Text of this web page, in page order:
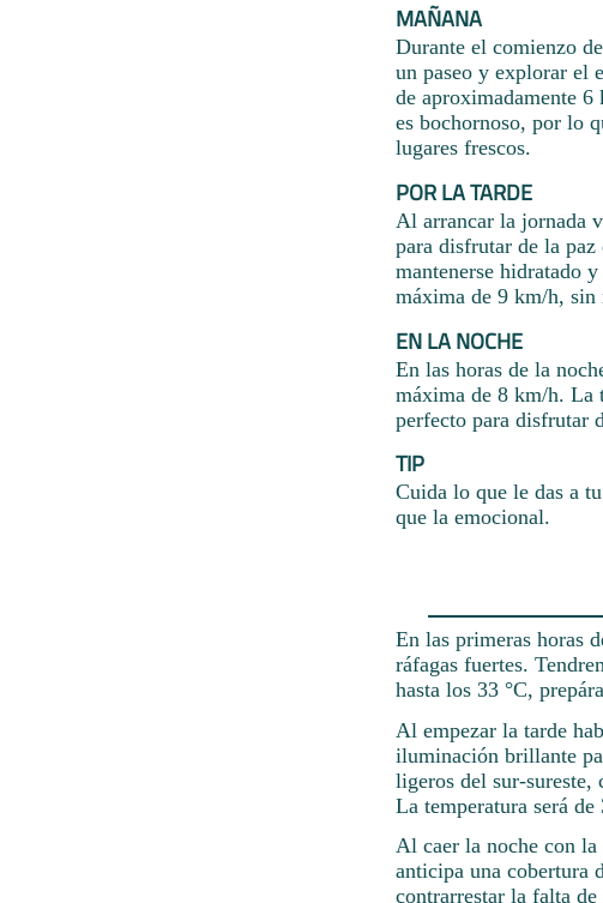
MAÑANA
Durante el comienzo
un paseo y explorar el
de aproximadamente
es bochornoso, por lo
lugares frescos.
POR LA TARDE
Al arrancar la jornada
para disfrutar de la paz
mantenerse hidratado
máxima de 9 km/h, sin
EN LA NOCHE
En las horas de la
máxima de 8 km/h. La
perfecto para disfrutar
TIP
Cuida lo que le das a
que la emocional.
En las primeras horas
ráfagas fuertes.
hasta los 33 °C,
Al empezar la tarde
iluminación brillante
ligeros del sur-sureste,
La temperatura será
Al caer la noche con la
anticipa una cobertura
contrarrestar la falta